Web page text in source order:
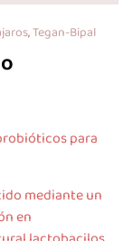
,Tegan-Bipal
para
mediante un
en